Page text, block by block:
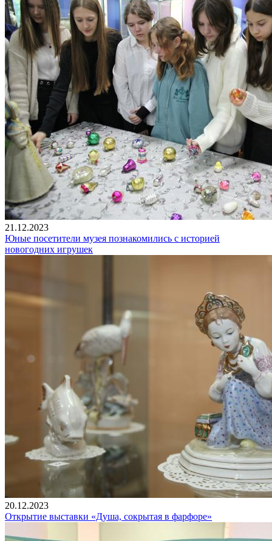
21.12.2023
Юные посетители музея познакомились с историей
новогодних игрушек
20.12.2023
Открытие выставки «Душа, сокрытая в фарфоре»